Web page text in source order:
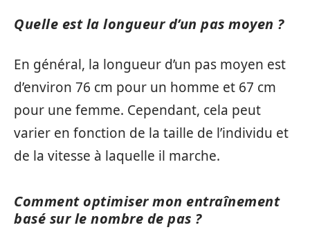
Quelle est la longueur d’un pas moyen ?
En général, la longueur d’un pas moyen est
d’environ 76 cm pour un homme et 67 cm
pour une femme. Cependant, cela peut
varier en fonction de la taille de l’individu et
de la vitesse à laquelle il marche.
Comment optimiser mon entraînement
basé sur le nombre de pas ?